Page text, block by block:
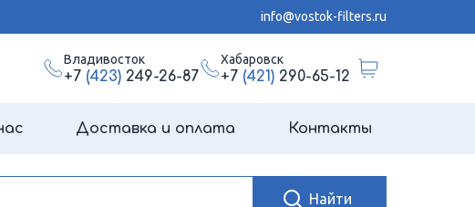
info@vostok-filters.ru
Владивосток
+7 (423)249-26-87
Хабаровск
+7 (421)290-65-12
Доставка и оплата Контакты